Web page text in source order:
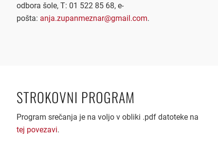
odbora šole, T: 01 522 85 68, e-
pošta: anja.zupanmeznar@gmail.com.
STROKOVNI PROGRAM
Program srečanja je na voljo v obliki .pdf datoteke na
tej povezavi.